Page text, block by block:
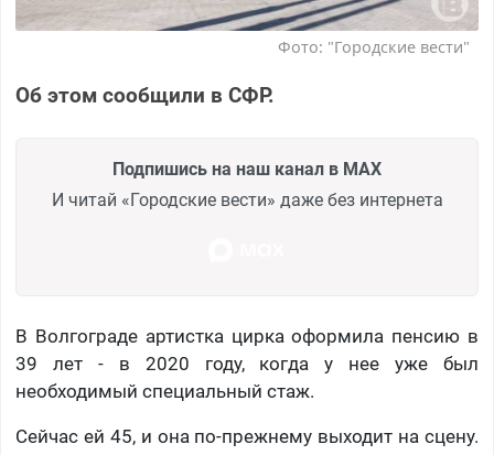
Фото: "Городские вести"
Об этом сообщили в СФР.
Подпишись на наш канал в MAX
И читай «Городские вести» даже без интернета
В Волгограде артистка цирка оформила пенсию в
39 лет - в 2020 году, когда у нее уже был
необходимый специальный стаж.
Сейчас ей 45, и она по-прежнему выходит на сцену.